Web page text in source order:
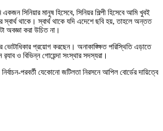
সিনিয়ার মানুষ হিসেবে, সিনিয়র শিল্পী হিসেবে আমি খুবই
স্বার্থ থাকে। স্বার্থ থাকে যদি এদেশে ছবি হয়, তাহলে অন্তত
অবজ্ঞা করা উচিত না।
প্রয়োগ করছেন। অনাকাঙ্ক্ষিত পরিস্থিতি এড়াতে
ও বিভিন্ন গোয়েন্দা সংস্থার সদস্যরা।
পরবর্তী যেকোনো জটিলতা নিরসনে আপিল বোর্ডের দায়িত্বে